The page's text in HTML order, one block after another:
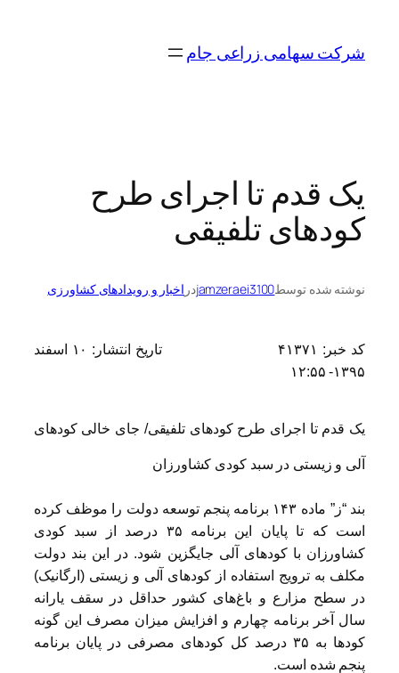
محتواشرکت سهامی زراعی جام
یک قدم تا اجرای طرح
کودهای تلفیقی
نوشته شده توسطjamzeraei3100در اخبار و رویدادهای کشاورزی
کد خبر: ۴۱۳۷۱ تاریخ انتشار:
۱۰ اسفند
۱۳۹۵- ۱۲:۵۵
یک قدم تا اجرای طرح کودهای تلفیقی/ جای خالی کودهای
آلی و زیستی در سبد کودی کشاورزان
بند “ز” ماده ۱۴۳ برنامه پنجم توسعه دولت را موظف کرده
است که تا پایان این برنامه ۳۵ درصد از سبد کودی
کشاورزان با کودهای آلی جایگزین شود. در این بند دولت
مکلف به ترویج استفاده از کودهای آلی و زیستی (ارگانیک)
در سطح مزارع و باغ‌های کشور حداقل در سقف یارانه
سال آخر برنامه چهارم و افزایش میزان مصرف این گونه
کودها به ۳۵ درصد کل کودهای مصرفی در پایان برنامه
پنجم شده است.